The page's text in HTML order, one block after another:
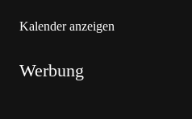
Kalender anzeigen
Werbung